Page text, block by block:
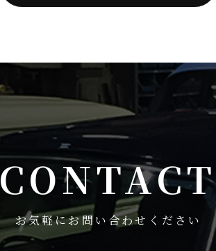
お気軽にお問い合わせください